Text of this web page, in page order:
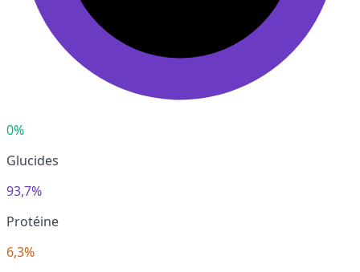
0%
Glucides
93,7%
Protéine
6,3%